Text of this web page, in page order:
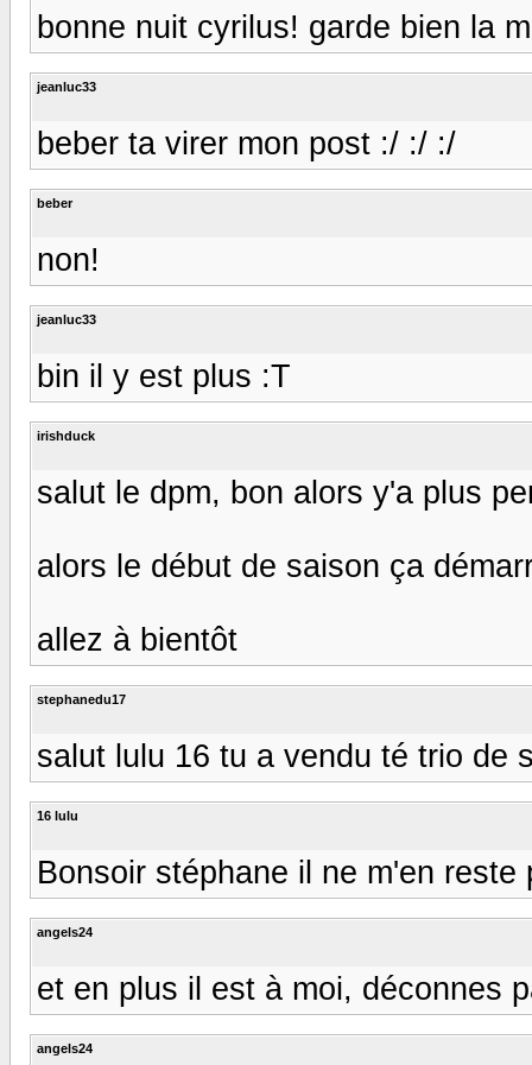
bonne nuit cyrilus! garde bien la
jeanluc33
beber ta virer mon post :/ :/ :/
beber
non!
jeanluc33
bin il y est plus :T
irishduck
salut le dpm, bon alors y'a plus
alors le début de saison ça
allez à bientôt
stephanedu17
salut lulu 16 tu a vendu té trio de
16 lulu
Bonsoir stéphane il ne m'en reste
angels24
et en plus il est à moi, déconnes
angels24